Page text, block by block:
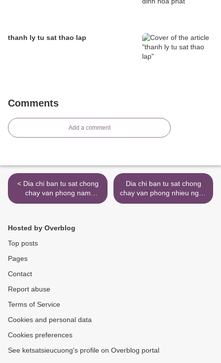
thanh ly tu sat thao lap
Comments
Add a comment
< Dia chi ban tu sat chong
chay van phong nam
WELKO Safes Fire
Dia chi ban tu sat chong
chay van phong nhieu ngan
WELKO Safes Fire
Hosted by Overblog
Top posts
Pages
Contact
Report abuse
Terms of Service
Cookies and personal data
Cookies preferences
See ketsatsieucuong's profile on Overblog portal